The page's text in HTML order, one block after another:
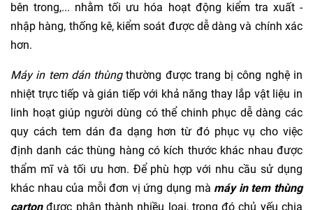
bên trong,... nhằm tối ưu hóa hoạt động kiểm tra xuất -
nhập hàng, thống kê, kiểm soát được dễ dàng và chính xác
hơn.
Máy in tem dán thùngthường được trang bị công nghệ in
nhiệt trực tiếp và gián tiếp với khả năng thay lắp vật liệu in
linh hoạt giúp người dùng có thể chinh phục dễ dàng các
quy cách tem dán đa dạng hơn từ đó phục vụ cho việc
định danh các thùng hàng có kích thước khác nhau được
thẩm mĩ và tối ưu hơn. Để phù hợp với nhu cầu sử dụng
khác nhau của mỗi đơn vị ứng dụng mà máy in tem thùng
cartonđược phân thành nhiều loại, trong đó chủ yếu chia